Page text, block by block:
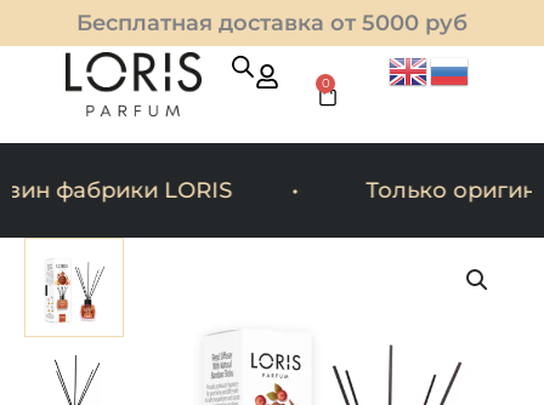
Перейти
к
содержимому
Бесплатная доставка от 5000 руб
0
Cart
фабрики LORIS Только